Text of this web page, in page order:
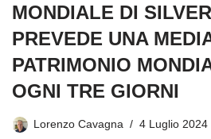
MONDIALE DI
PREVEDE UNA
PATRIMONIO
OGNI TRE GIORNI
Lorenzo Cavagna 4 Luglio 2024